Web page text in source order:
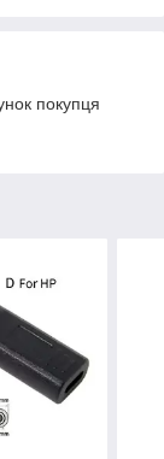
покупця